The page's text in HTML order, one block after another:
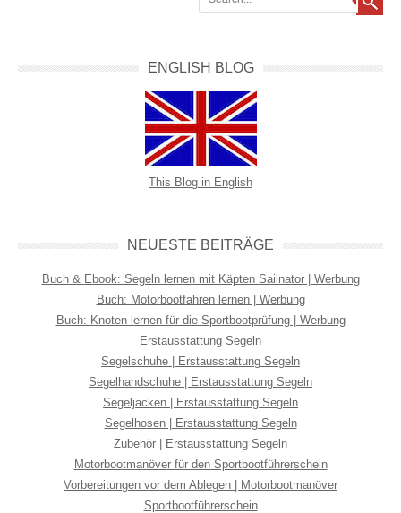
ENGLISH BLOG
This Blog in English
NEUESTE BEITRÄGE
Buch & Ebook: Segeln lernen mit Käpten Sailnator | Werbung
Buch: Motorbootfahren lernen | Werbung
Buch: Knoten lernen für die Sportbootprüfung | Werbung
Erstausstattung Segeln
Segelschuhe | Erstausstattung Segeln
Segelhandschuhe | Erstausstattung Segeln
Segeljacken | Erstausstattung Segeln
Segelhosen | Erstausstattung Segeln
Zubehör | Erstausstattung Segeln
Motorbootmanöver für den Sportbootführerschein
Vorbereitungen vor dem Ablegen | Motorbootmanöver
Sportbootführerschein